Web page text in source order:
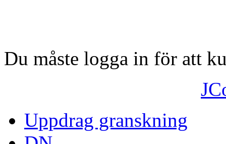
Du måste logga in för att
Uppdrag granskning